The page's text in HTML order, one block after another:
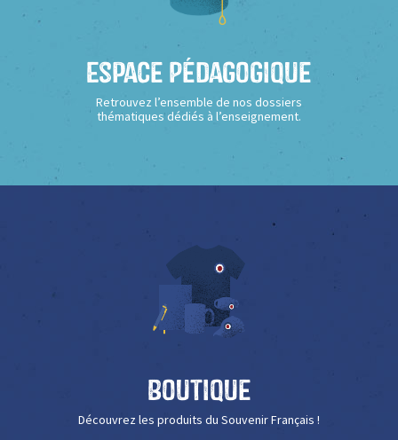
Espace Pédagogique
Retrouvez l’ensemble de nos dossiers
thématiques dédiés à l’enseignement.
Boutique
Découvrez les produits du Souvenir Français !